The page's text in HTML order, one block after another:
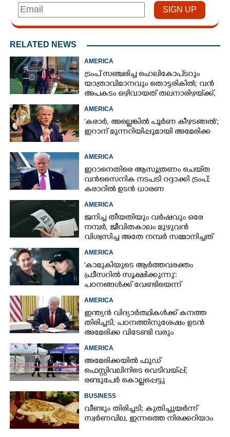
RELATED NEWS
AMERICA
ട്രംപ് സഞ്ചരിച്ച ഹെലികോപ്‌ടറും
യാത്രാവിമാനവും തൊട്ടരികിൽ; വൻ
അപകടം ഒഴിവായത് തലനാരിഴയ്‌ക്ക്,
AMERICA
'കരാർ, അല്ലെങ്കിൽ പൂർണ കീഴടങ്ങൽ';
ഇറാന് മുന്നറിയിപ്പുമായി അമേരിക്ക
AMERICA
ഇറാനെതിരെ ആസൂത്രണം ചെയ്‌ത
വൻസൈനിക നടപടി റദ്ദാക്കി ട്രംപ്;
കരാറിൽ ഉടൻ ധാരണ
AMERICA
ജനിച്ച തീയതിയും വർഷവും ഒരേ
നമ്പർ, ജീവിതകാലം മുഴുവൻ
വിശ്വസിച്ച അതേ നമ്പർ സമ്മാനിച്ചത്
AMERICA
'കാമുകിയുടെ ആർത്തവരക്തം
ഫ്രീസറിൽ സൂക്ഷിക്കുന്നു':
പഠനങ്ങൾക്ക് വേണ്ടിയെന്ന്
ജോൺസന്റെ പോസ്റ്റ്
AMERICA
ഇന്ത്യൻ വിദ്യാർത്ഥികൾക്ക് കനത്ത
തിരിച്ചടി; പഠനത്തിനുശേഷം ഉടൻ
അമേരിക്ക വിടേണ്ടി വരും
AMERICA
അമേരിക്കയിൽ ഫുഡ്
ഫെസ്റ്റിവലിനിടെ വെടിവയ്‌പ്പ്;
രണ്ടുപേർ കൊല്ലപ്പെട്ടു
BUSINESS
വീണ്ടും തിരിച്ചടി; കുതിച്ചുയർന്ന്
സ്വർണവില, ഇന്നത്തെ നിരക്കറിയാം